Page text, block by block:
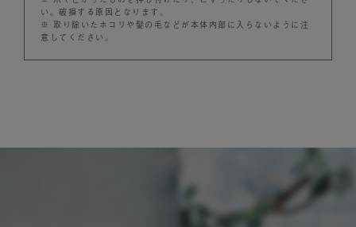
い。破損する原因となります。
※ 取り除いたホコリや髪の毛などが本体内部に入らないように注
意してください。